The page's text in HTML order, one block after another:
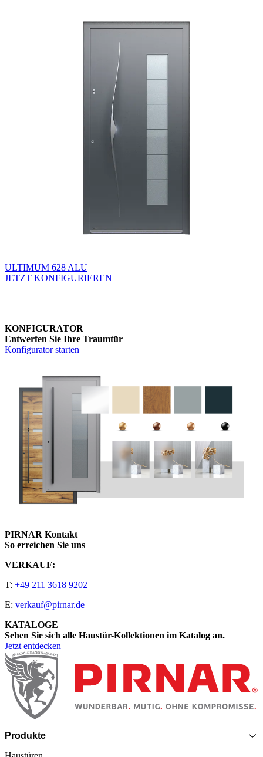
ULTIMUM 628 ALU
JETZT KONFIGURIEREN
KONFIGURATOR
Entwerfen Sie Ihre Traumtür
Konfigurator starten
PIRNAR Kontakt
So erreichen Sie uns
VERKAUF:
T: +49 211 3618 9202
E: verkauf@pirnar.de
KATALOGE
Sehen Sie sich alle Haustür-Kollektionen im Katalog an.
Jetzt entdecken
Seitenfooter
Produkte